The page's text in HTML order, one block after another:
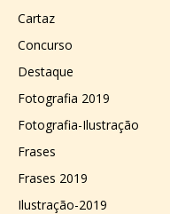
Cartaz
Concurso
Destaque
Fotografia 2019
Fotografia-Ilustração
Frases
Frases 2019
Ilustração-2019